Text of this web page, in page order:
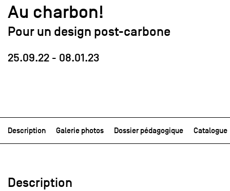
Au charbon!
Pour un design post-carbone
25.09.22 - 08.01.23
Description Galerie photos Dossier pédagogique Catalogue
Description